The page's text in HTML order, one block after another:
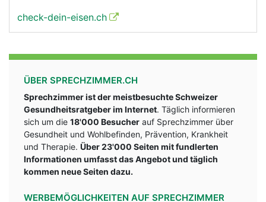
check-dein-eisen.ch
ÜBER SPRECHZIMMER.CH
Sprechzimmer ist der meistbesuchte Schweizer
Gesundheitsratgeber im Internet. Täglich informieren
sich um die 18'000 Besucher auf Sprechzimmer über
Gesundheit und Wohlbefinden, Prävention, Krankheit
und Therapie. Über 23'000 Seiten mit fundlerten
Informationen umfasst das Angebot und täglich
kommen neue Seiten dazu.
WERBEMÖGLICHKEITEN AUF SPRECHZIMMER